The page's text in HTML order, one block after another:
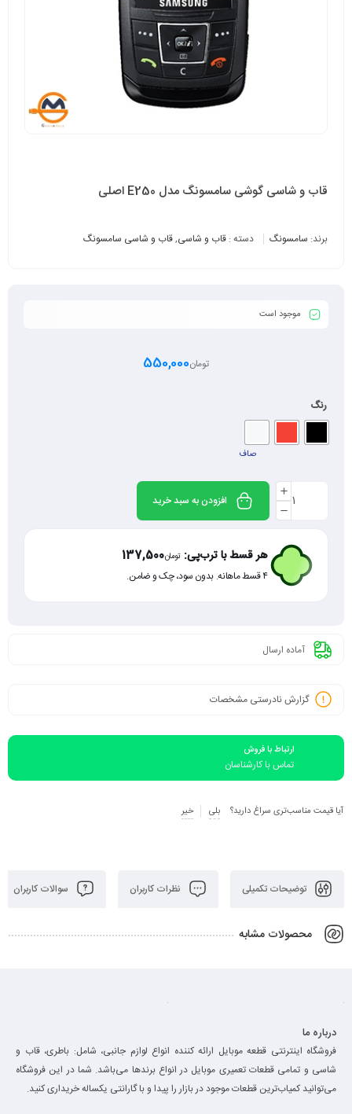
قاب و شاسی گوشی سامسونگ مدل E250 اصلی
برند: سامسونگ دسته : قاب و شاسی,قاب و شاسی سامسونگ
موجود است
تومان550,000
رنگ
صاف
افزودن به سبد خرید
هر قسط با ترب‌پی: تومان137,500
۴ قسط ماهانه. بدون سود، چک و ضامن.
آماده ارسال
گزارش نادرستی مشخصات
ارتباط با فروش
تماس با کارشناسان
آیا قیمت مناسب‌تری سراغ دارید؟ بلی خیر
توضیحات تکمیلی نظرات کاربران سوالات کاربران
محصولات مشابه
درباره ما
فروشگاه اینترنتی قطعه موبایل ارائه کننده انواع لوازم جانبی، شامل: باطری، قاب و
شاسی و تمامی قطعات تعمیری موبایل در انواع برند‌ها می‌باشد. شما در این فروشگاه
می‌توانید کمیاب‌ترین قطعات موجود در بازار را پیدا و با گارانتی یکساله خریداری کنید.